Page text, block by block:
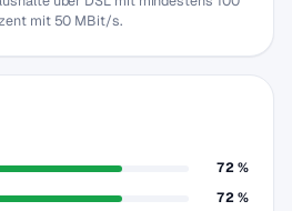
mit 50 MBit/s.
72 %
72 %